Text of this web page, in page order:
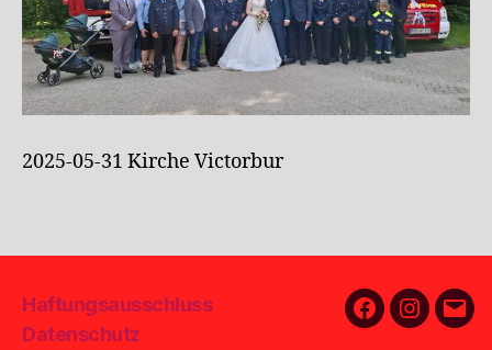
2025-05-31 Kirche Victorbur
Haftungsausschluss
Datenschutz
FacebookE-